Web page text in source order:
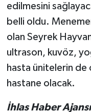
edilmesini
belli oldu.
olan Seyrek
ultrason, kuvöz,
hasta ünitelerin
hastane olacak.
İhlas Haber